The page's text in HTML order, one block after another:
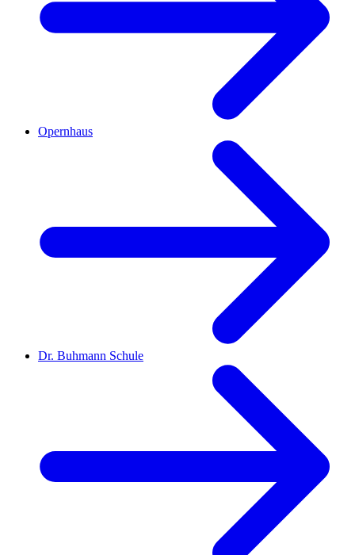
Opernhaus
Dr. Buhmann Schule